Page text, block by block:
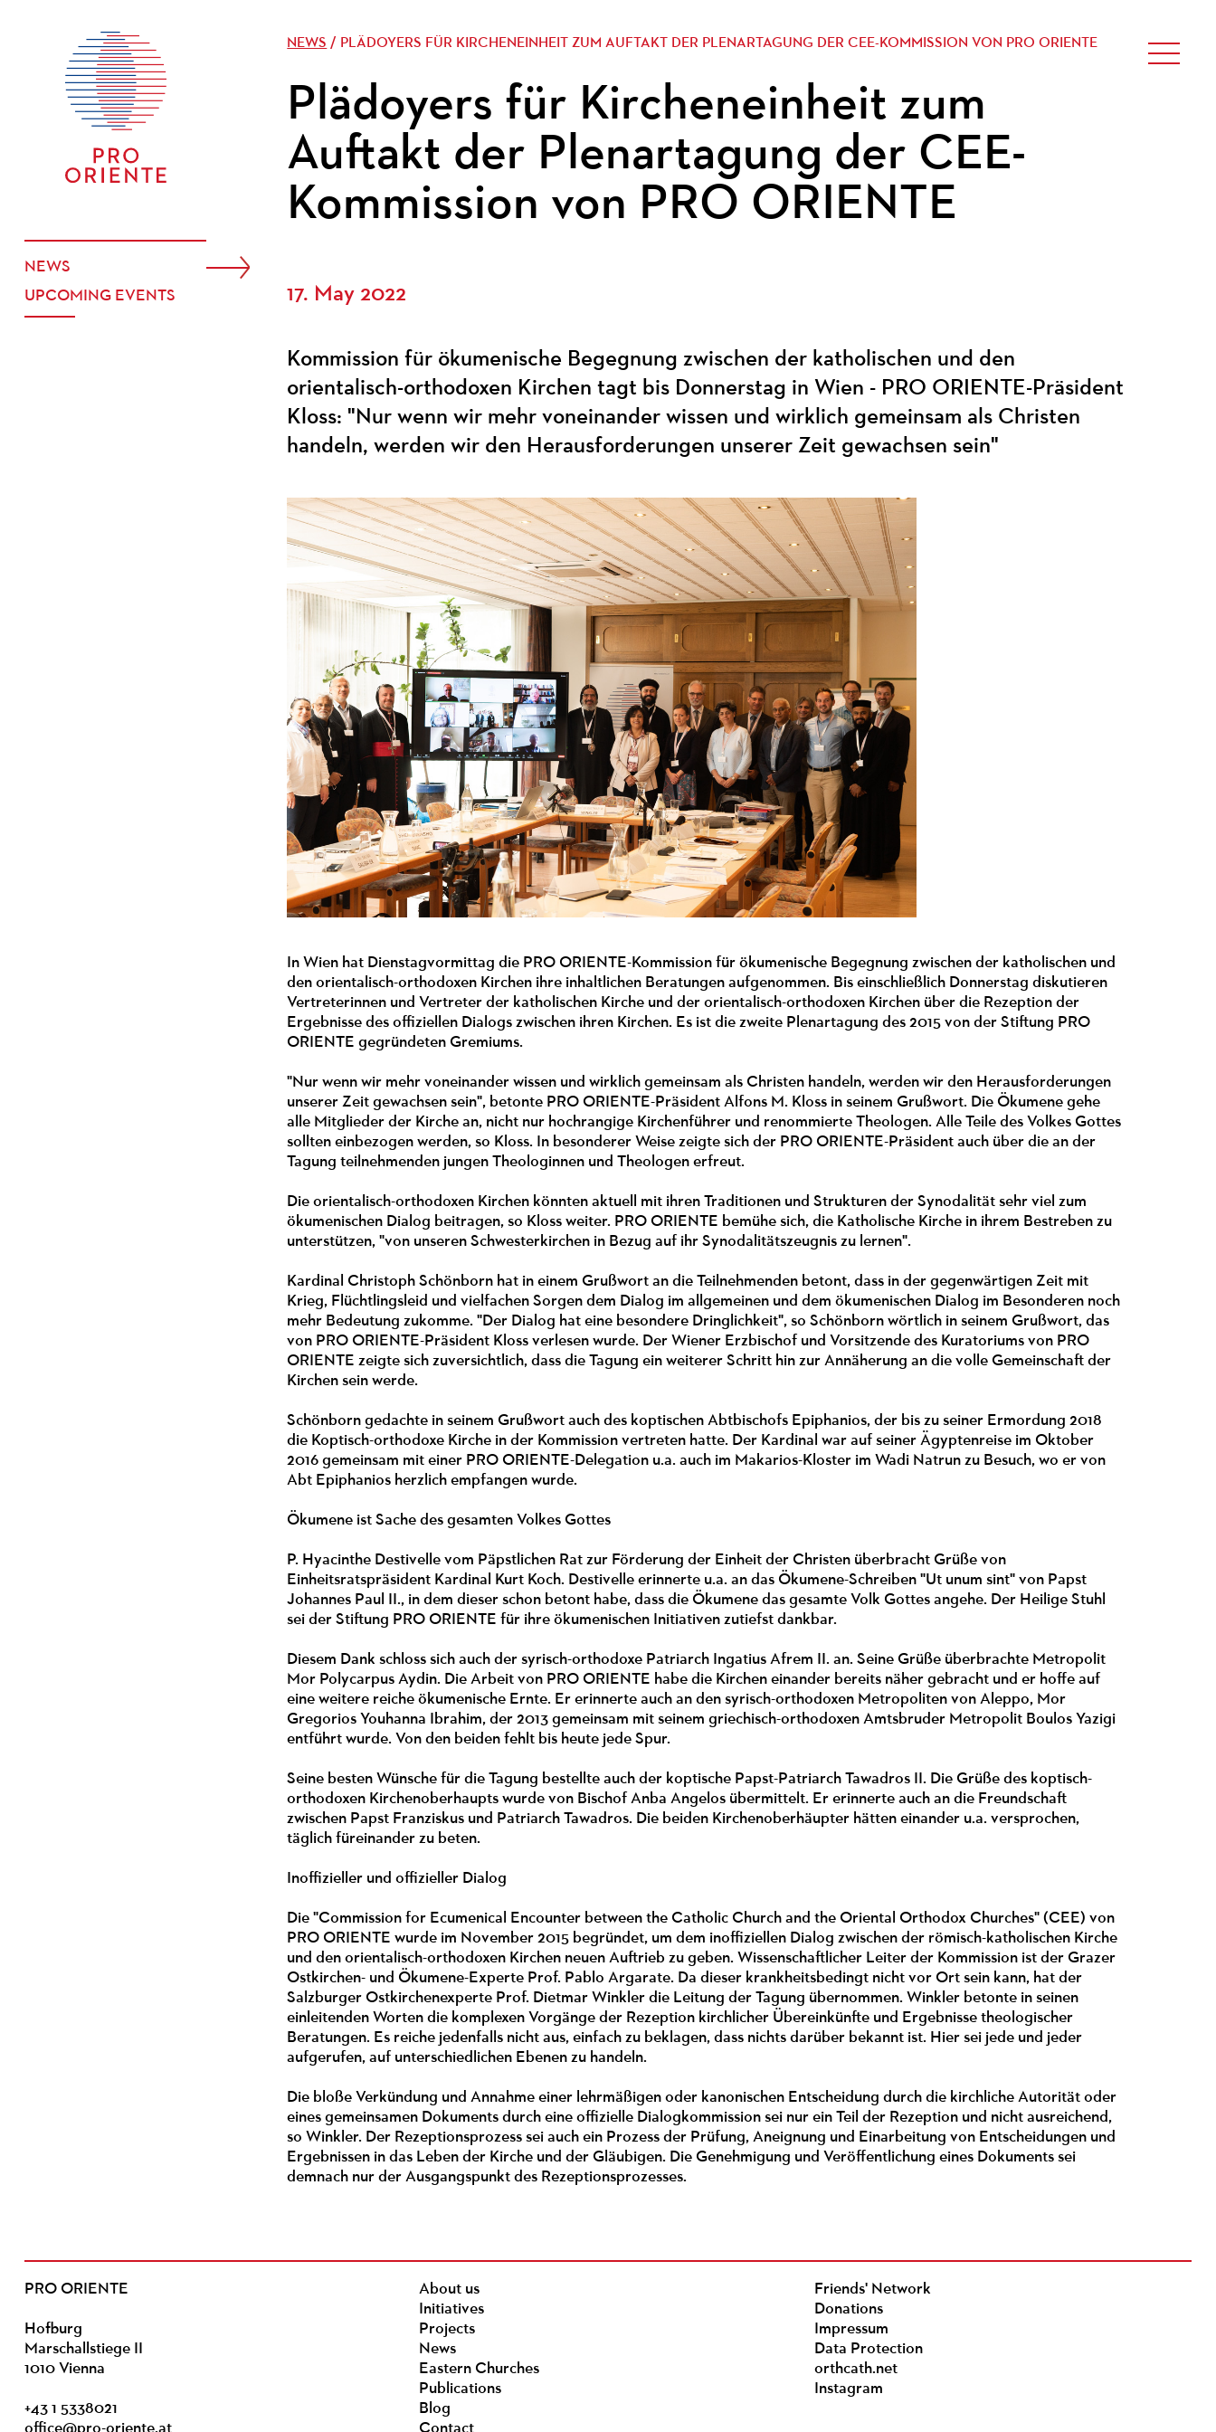
NEWS
UPCOMING EVENTS
NEWS / PLÄDOYERS FÜR KIRCHENEINHEIT ZUM AUFTAKT DER PLENARTAGUNG DER CEE-KOMMISSION VON PRO ORIENTE
Plädoyers für Kircheneinheit zum
Auftakt der Plenartagung der CEE-
Kommission von PRO ORIENTE
17. May 2022
Kommission für ökumenische Begegnung zwischen der katholischen und den
orientalisch-orthodoxen Kirchen tagt bis Donnerstag in Wien - PRO ORIENTE-Präsident
Kloss: "Nur wenn wir mehr voneinander wissen und wirklich gemeinsam als Christen
handeln, werden wir den Herausforderungen unserer Zeit gewachsen sein"
In Wien hat Dienstagvormittag die PRO ORIENTE-Kommission für ökumenische Begegnung zwischen der katholischen und
den orientalisch-orthodoxen Kirchen ihre inhaltlichen Beratungen aufgenommen. Bis einschließlich Donnerstag diskutieren
Vertreterinnen und Vertreter der katholischen Kirche und der orientalisch-orthodoxen Kirchen über die Rezeption der
Ergebnisse des offiziellen Dialogs zwischen ihren Kirchen. Es ist die zweite Plenartagung des 2015 von der Stiftung PRO
ORIENTE gegründeten Gremiums.
"Nur wenn wir mehr voneinander wissen und wirklich gemeinsam als Christen handeln, werden wir den Herausforderungen
unserer Zeit gewachsen sein", betonte PRO ORIENTE-Präsident Alfons M. Kloss in seinem Grußwort. Die Ökumene gehe
alle Mitglieder der Kirche an, nicht nur hochrangige Kirchenführer und renommierte Theologen. Alle Teile des Volkes Gottes
sollten einbezogen werden, so Kloss. In besonderer Weise zeigte sich der PRO ORIENTE-Präsident auch über die an der
Tagung teilnehmenden jungen Theologinnen und Theologen erfreut.
Die orientalisch-orthodoxen Kirchen könnten aktuell mit ihren Traditionen und Strukturen der Synodalität sehr viel zum
ökumenischen Dialog beitragen, so Kloss weiter. PRO ORIENTE bemühe sich, die Katholische Kirche in ihrem Bestreben zu
unterstützen, "von unseren Schwesterkirchen in Bezug auf ihr Synodalitätszeugnis zu lernen".
Kardinal Christoph Schönborn hat in einem Grußwort an die Teilnehmenden betont, dass in der gegenwärtigen Zeit mit
Krieg, Flüchtlingsleid und vielfachen Sorgen dem Dialog im allgemeinen und dem ökumenischen Dialog im Besonderen noch
mehr Bedeutung zukomme. "Der Dialog hat eine besondere Dringlichkeit", so Schönborn wörtlich in seinem Grußwort, das
von PRO ORIENTE-Präsident Kloss verlesen wurde. Der Wiener Erzbischof und Vorsitzende des Kuratoriums von PRO
ORIENTE zeigte sich zuversichtlich, dass die Tagung ein weiterer Schritt hin zur Annäherung an die volle Gemeinschaft der
Kirchen sein werde.
Schönborn gedachte in seinem Grußwort auch des koptischen Abtbischofs Epiphanios, der bis zu seiner Ermordung 2018
die Koptisch-orthodoxe Kirche in der Kommission vertreten hatte. Der Kardinal war auf seiner Ägyptenreise im Oktober
2016 gemeinsam mit einer PRO ORIENTE-Delegation u.a. auch im Makarios-Kloster im Wadi Natrun zu Besuch, wo er von
Abt Epiphanios herzlich empfangen wurde.
Ökumene ist Sache des gesamten Volkes Gottes
P. Hyacinthe Destivelle vom Päpstlichen Rat zur Förderung der Einheit der Christen überbracht Grüße von
Einheitsratspräsident Kardinal Kurt Koch. Destivelle erinnerte u.a. an das Ökumene-Schreiben "Ut unum sint" von Papst
Johannes Paul II., in dem dieser schon betont habe, dass die Ökumene das gesamte Volk Gottes angehe. Der Heilige Stuhl
sei der Stiftung PRO ORIENTE für ihre ökumenischen Initiativen zutiefst dankbar.
Diesem Dank schloss sich auch der syrisch-orthodoxe Patriarch Ingatius Afrem II. an. Seine Grüße überbrachte Metropolit
Mor Polycarpus Aydin. Die Arbeit von PRO ORIENTE habe die Kirchen einander bereits näher gebracht und er hoffe auf
eine weitere reiche ökumenische Ernte. Er erinnerte auch an den syrisch-orthodoxen Metropoliten von Aleppo, Mor
Gregorios Youhanna Ibrahim, der 2013 gemeinsam mit seinem griechisch-orthodoxen Amtsbruder Metropolit Boulos Yazigi
entführt wurde. Von den beiden fehlt bis heute jede Spur.
Seine besten Wünsche für die Tagung bestellte auch der koptische Papst-Patriarch Tawadros II. Die Grüße des koptisch-
orthodoxen Kirchenoberhaupts wurde von Bischof Anba Angelos übermittelt. Er erinnerte auch an die Freundschaft
zwischen Papst Franziskus und Patriarch Tawadros. Die beiden Kirchenoberhäupter hätten einander u.a. versprochen,
täglich füreinander zu beten.
Inoffizieller und offizieller Dialog
Die "Commission for Ecumenical Encounter between the Catholic Church and the Oriental Orthodox Churches" (CEE) von
PRO ORIENTE wurde im November 2015 begründet, um dem inoffiziellen Dialog zwischen der römisch-katholischen Kirche
und den orientalisch-orthodoxen Kirchen neuen Auftrieb zu geben. Wissenschaftlicher Leiter der Kommission ist der Grazer
Ostkirchen- und Ökumene-Experte Prof. Pablo Argarate. Da dieser krankheitsbedingt nicht vor Ort sein kann, hat der
Salzburger Ostkirchenexperte Prof. Dietmar Winkler die Leitung der Tagung übernommen. Winkler betonte in seinen
einleitenden Worten die komplexen Vorgänge der Rezeption kirchlicher Übereinkünfte und Ergebnisse theologischer
Beratungen. Es reiche jedenfalls nicht aus, einfach zu beklagen, dass nichts darüber bekannt ist. Hier sei jede und jeder
aufgerufen, auf unterschiedlichen Ebenen zu handeln.
Die bloße Verkündung und Annahme einer lehrmäßigen oder kanonischen Entscheidung durch die kirchliche Autorität oder
eines gemeinsamen Dokuments durch eine offizielle Dialogkommission sei nur ein Teil der Rezeption und nicht ausreichend,
so Winkler. Der Rezeptionsprozess sei auch ein Prozess der Prüfung, Aneignung und Einarbeitung von Entscheidungen und
Ergebnissen in das Leben der Kirche und der Gläubigen. Die Genehmigung und Veröffentlichung eines Dokuments sei
demnach nur der Ausgangspunkt des Rezeptionsprozesses.
PRO ORIENTE
Hofburg
Marschallstiege II
1010 Vienna
+43 1 5338021
About us
Initiatives
Projects
News
Eastern Churches
Publications
Blog
Friends' Network
Donations
Impressum
Data Protection
orthcath.net
Instagram